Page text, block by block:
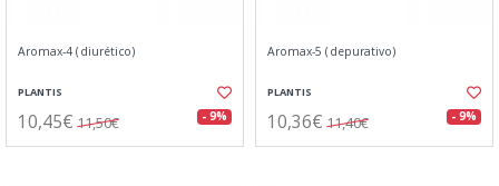
Aromax-4 (diurético)
PLANTIS
10,45€ 11,50€ - 9%
Aromax-5 (depurativo)
PLANTIS
10,36€ 11,40€ - 9%